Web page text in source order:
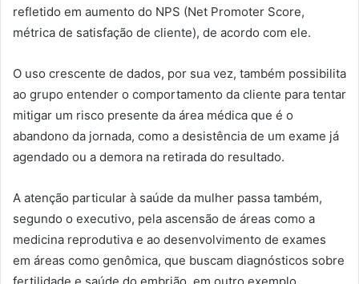
refletido em aumento do NPS (Net Promoter Score,
métrica de satisfação de cliente), de acordo com ele.
O uso crescente de dados, por sua vez, também possibilita
ao grupo entender o comportamento da cliente para tentar
mitigar um risco presente da área médica que é o
abandono da jornada, como a desistência de um exame já
agendado ou a demora na retirada do resultado.
A atenção particular à saúde da mulher passa também,
segundo o executivo, pela ascensão de áreas como a
medicina reprodutiva e ao desenvolvimento de exames
em áreas como genômica, que buscam diagnósticos sobre
fertilidade e saúde do embrião, em outro exemplo.